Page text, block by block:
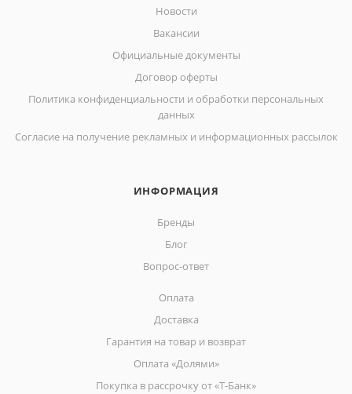
Новости
Вакансии
Официальные документы
Договор оферты
Политика конфиденциальности и обработки персональных
данных
Согласие на получение рекламных и информационных рассылок
ИНФОРМАЦИЯ
Бренды
Блог
Вопрос-ответ
Оплата
Доставка
Гарантия на товар и возврат
Оплата «Долями»
Покупка в рассрочку от «Т-Банк»